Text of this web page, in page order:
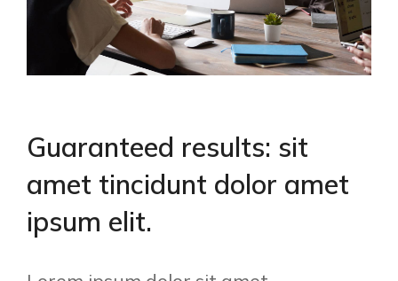
Guaranteed results: sit
amet tincidunt dolor amet
ipsum elit.